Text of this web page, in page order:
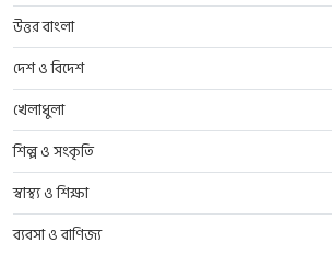
উত্তর বাংলা
দেশ ও বিদেশ
খেলাধুলা
শিল্প ও সংকৃতি
স্বাস্থ্য ও শিক্ষা
ব্যবসা ও বাণিজ্য